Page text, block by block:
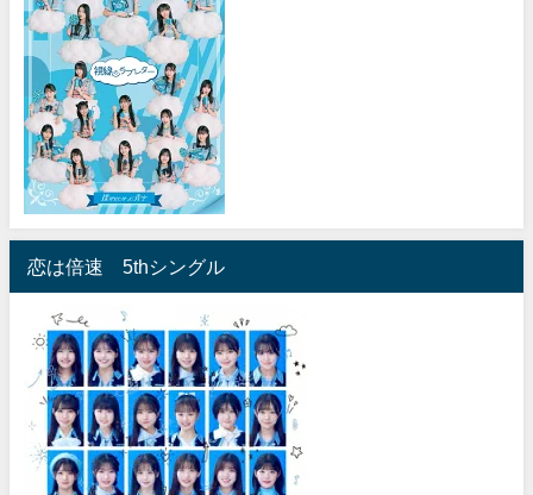
恋は倍速 5thシングル